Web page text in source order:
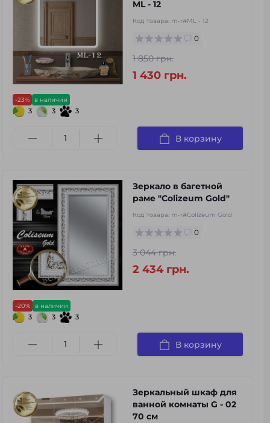
-23% в наличии
3 3 3
ML - 12
Код товара: m-r#ML - 12
0
1 850 грн.
1 430 грн.
В корзину
-20% в наличии
3 3 3
Зеркало в багетной
раме "Colizeum Gold"
Код товара: m-r#Colizeum Gold
0
3 044 грн.
2 434 грн.
В корзину
Зеркальный шкаф для
ванной комнаты G - 02
70 см